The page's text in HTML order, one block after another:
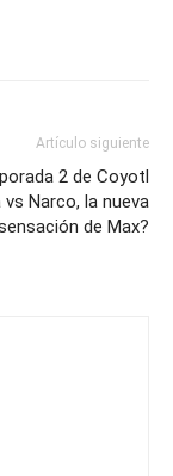
Artículo siguiente
2 de Coyotl
vs Narco, la nueva
de Max?